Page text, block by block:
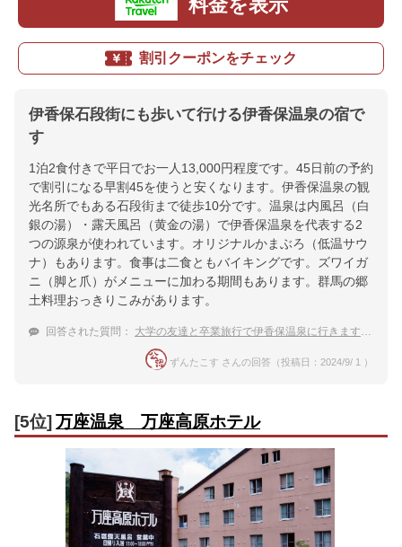
料金を表示
割引クーポンをチェック
伊香保石段街にも歩いて行ける伊香保温泉の宿で
す
1泊2食付きで平日でお一人13,000円程度です。45日前の予約
で割引になる早割45を使うと安くなります。伊香保温泉の観
光名所でもある石段街まで徒歩10分です。温泉は内風呂（白
銀の湯）・露天風呂（黄金の湯）で伊香保温泉を代表する2
つの源泉が使われています。オリジナルかまぶろ（低温サウ
ナ）もあります。食事は二食ともバイキングです。ズワイガ
ニ（脚と爪）がメニューに加わる期間もあります。群馬の郷
土料理おっきりこみがあります。
回答された質問： 大学の友達と卒業旅行で伊香保温泉に行きます。学生にも優しい金額の宿をお願いします！
ずんたこす さんの回答（投稿日：2024/9/ 1 ）
[5位] 万座温泉 万座高原ホテル